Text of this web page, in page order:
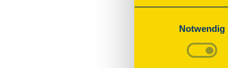
des
mit „Speichern“
Notwendig